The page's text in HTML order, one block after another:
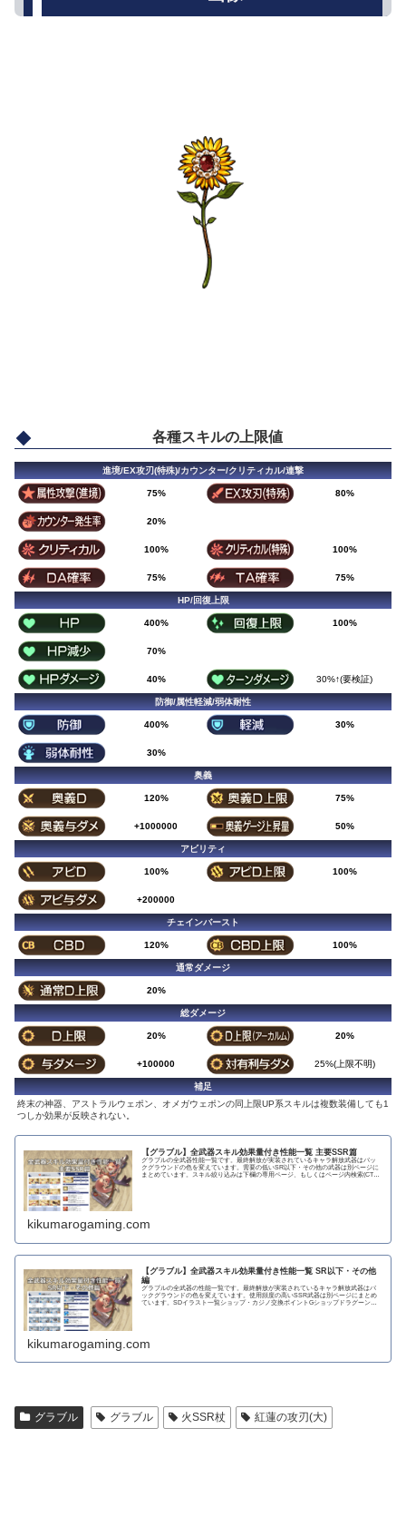
各種スキルの上限値
進境/EX攻刃(特殊)/カウンター/クリティカル/連撃
75% 80%
20%
100% 100%
75% 75%
HP/回復上限
400% 100%
70%
40% 30%↑(要検証)
防御/属性軽減/弱体耐性
400% 30%
30%
奥義
120% 75%
+1000000 50%
アビリティ
100% 100%
+200000
チェインバースト
120% 100%
通常ダメージ
20%
総ダメージ
20% 20%
+100000 25%(上限不明)
補足
終末の神器、アストラルウェポン、オメガウェポンの同上限UP系スキルは複数装備しても1
つしか効果が反映されない。
【グラブル】全武器スキル効果量付き性能一覧 主要SSR篇
グラブルの全武器性能一覧です。最終解放が実装されているキャラ解放武器はバッ
クグラウンドの色を変えています。需要の低いSR以下・その他の武器は別ページに
まとめています。スキル絞り込みは下欄の専用ページ、もしくはページ内検索(CTRL
kikumarogaming.com
【グラブル】全武器スキル効果量付き性能一覧 SR以下・その他
編
グラブルの全武器の性能一覧です。最終解放が実装されているキャラ解放武器はバ
ックグラウンドの色を変えています。使用頻度の高いSSR武器は別ページにまとめ
ています。SDイラスト一覧ショップ・カジノ交換ポイントGショップドラグーンラ
kikumarogaming.com
グラブル グラブル 火SSR杖 紅蓮の攻刃(大)